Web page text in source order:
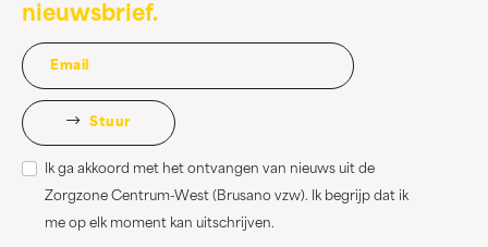
nieuwsbrief.
Stuur
Ik ga akkoord met het ontvangen van nieuws uit de
Zorgzone Centrum-West (Brusano vzw). Ik begrijp dat ik
me op elk moment kan uitschrijven.